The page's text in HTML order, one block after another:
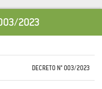
003/2023
DECRETO N° 003/2023